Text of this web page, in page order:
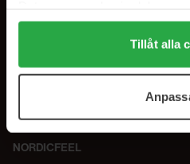
Genom att trycka på "Tillåt
alla cookies, medan du under
användningen av cookies. Du
samt vår Integritetspolicy.
Tillåt alla
NORDICFEEL